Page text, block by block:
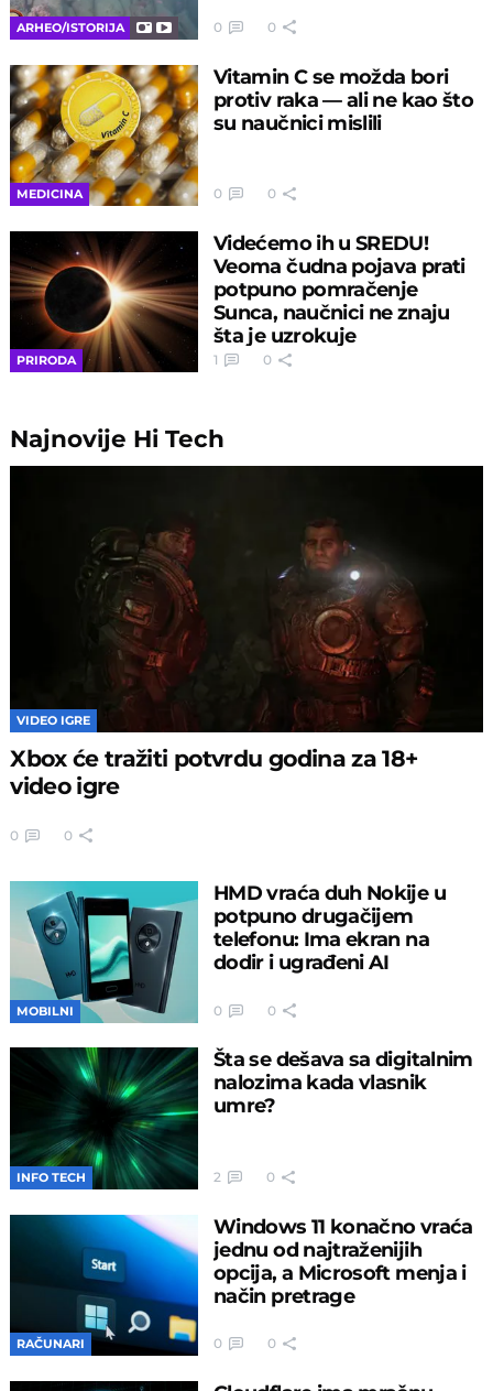
ARHEO/ISTORIJA 0 0
MEDICINA
Vitamin C se možda bori
protiv raka — ali ne kao što
su naučnici mislili
0 0
PRIRODA
Videćemo ih u SREDU!
Veoma čudna pojava prati
potpuno pomračenje
Sunca, naučnici ne znaju
šta je uzrokuje
1 0
Najnovije Hi Tech
VIDEO IGRE
Xbox će tražiti potvrdu godina za 18+
video igre
0 0
MOBILNI
HMD vraća duh Nokije u
potpuno drugačijem
telefonu: Ima ekran na
dodir i ugrađeni AI
0 0
INFO TECH
Šta se dešava sa digitalnim
nalozima kada vlasnik
umre?
2 0
RAČUNARI
Windows 11 konačno vraća
jednu od najtraženijih
opcija, a Microsoft menja i
način pretrage
0 0